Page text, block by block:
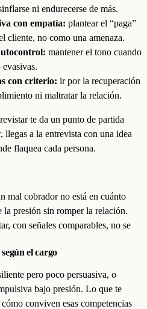
ni endurecerse de más.
con empatía: plantear el “paga”
cliente, no como una amenaza.
mantener el tono cuando
con criterio: ir por la recuperación
ni maltratar la relación.
te da un punto de partida
a la entrevista con una idea
flaquea cada persona.
mal cobrador no está en cuánto
la presión sin romper la relación.
con señales comparables, no se
el cargo
pero poco persuasiva, o
bajo presión. Lo que te
conviven esas competencias